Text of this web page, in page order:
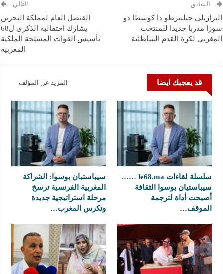
السابق
البرازيلي جيلبيرطو دا كوسطا دو
سوزا مدربا جديدا للمنتخب
المغربي لكرة القدم الشاطئية
التالي
القنصل العام لمملكة البحرين
يشارك احتفالية الذكرى ل68
تأسيس القوات المسلحة الملكية
المغربية
قد يعجبك ايضا المزيد عن المؤلف
سلسلة لقاءات le68.ma ……
سيباستيان بوسوا الثقافة
أصبحت أداة لترجمة
الموقف…
سيباستيان بوسوا: الشراكة
المغربية الفرنسية ترسخ
مرحلة استراتيجية جديدة
وتكرس المغرب…